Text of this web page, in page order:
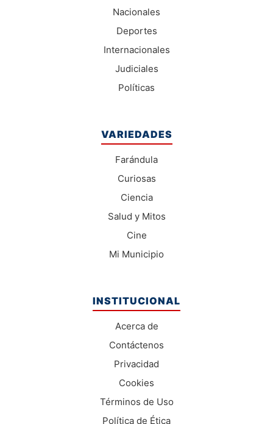
Nacionales
Deportes
Internacionales
Judiciales
Políticas
VARIEDADES
Farándula
Curiosas
Ciencia
Salud y Mitos
Cine
Mi Municipio
INSTITUCIONAL
Acerca de
Contáctenos
Privacidad
Cookies
Términos de Uso
Política de Ética